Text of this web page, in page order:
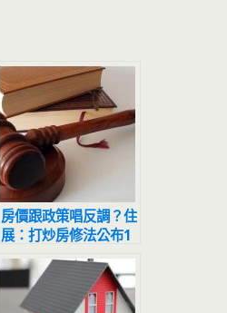
房價跟政策唱反調？住
展：打炒房修法公布1
年 新竹「寶山」房價
強漲8成